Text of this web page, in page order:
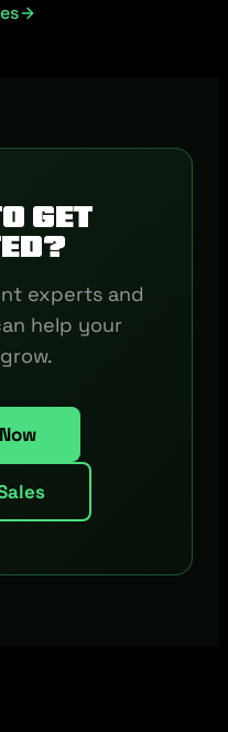
get
experts and
help your